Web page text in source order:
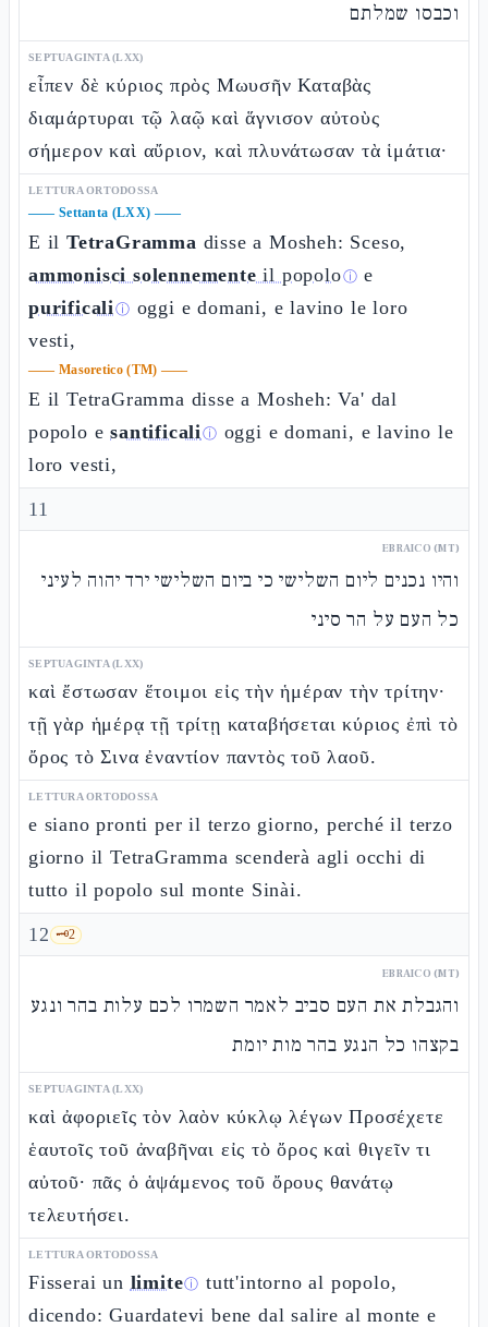
וכבסו שמלתם
SEPTUAGINTA (LXX)
εἶπεν δὲ κύριος πρὸς Μωυσῆν Καταβὰς
διαμάρτυραι τῷ λαῷ καὶ ἅγνισον αὐτοὺς
σήμερον καὶ αὔριον, καὶ πλυνάτωσαν τὰ ἱμάτια·
LETTURA ORTODOSSA
—— Settanta (LXX) ——
E il TetraGramma disse a Mosheh: Sceso,
ammonisci solennemente il popoloⓘ e
purificaliⓘ oggi e domani, e lavino le loro
vesti,
—— Masoretico (TM) ——
E il TetraGramma disse a Mosheh: Va' dal
popolo esantificaliⓘ oggi e domani, e lavino le
loro vesti,
11
EBRAICO (MT)
והיו נכנים ליום השלישי כי ביום השלישי ירד יהוה לעיני
כל העם על הר סיני
SEPTUAGINTA (LXX)
καὶ ἔστωσαν ἕτοιμοι εἰς τὴν ἡμέραν τὴν τρίτην·
τῇ γὰρ ἡμέρᾳ τῇ τρίτῃ καταβήσεται κύριος ἐπὶ τὸ
ὄρος τὸ Σινα ἐναντίον παντὸς τοῦ λαοῦ.
LETTURA ORTODOSSA
e siano pronti per il terzo giorno, perché il terzo
giorno il TetraGramma scenderà agli occhi di
tutto il popolo sul monte Sinài.
12 🗝️2
EBRAICO (MT)
והגבלת את העם סביב לאמר השמרו לכם עלות בהר ונגע
בקצהו כל הנגע בהר מות יומת
SEPTUAGINTA (LXX)
καὶ ἀφοριεῖς τὸν λαὸν κύκλῳ λέγων Προσέχετε
ἑαυτοῖς τοῦ ἀναβῆναι εἰς τὸ ὄρος καὶ θιγεῖν τι
αὐτοῦ· πᾶς ὁ ἁψάμενος τοῦ ὄρους θανάτῳ
τελευτήσει.
LETTURA ORTODOSSA
Fisserai un limiteⓘ tutt'intorno al popolo,
dicendo: Guardatevi bene dal salire al monte e